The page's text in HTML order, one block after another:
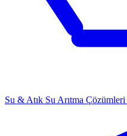
Su & Atık Su Arıtma Çözümleri